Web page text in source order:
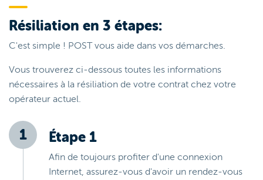
Résiliation en 3 étapes:
C'est simple ! POST vous aide dans vos démarches.
Vous trouverez ci-dessous toutes les informations
nécessaires à la résiliation de votre contrat chez votre
opérateur actuel.
Étape 1
Afin de toujours profiter d'une connexion
Internet, assurez-vous d'avoir un rendez-vous